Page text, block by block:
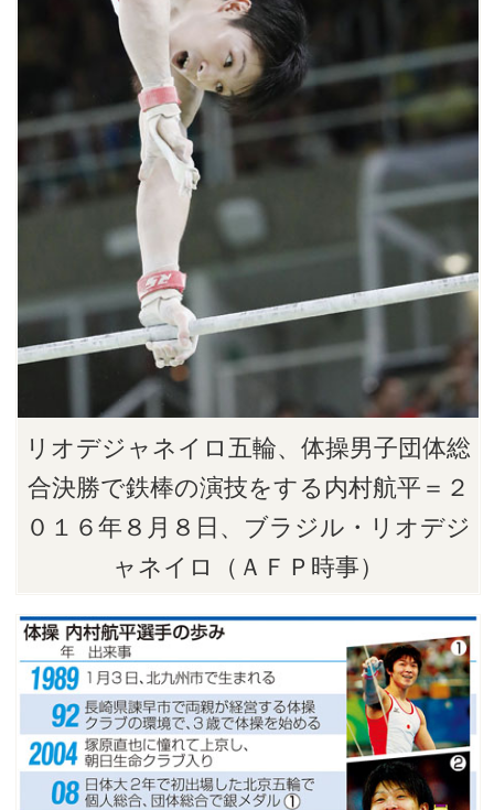
リオデジャネイロ五輪、体操男子団体総
合決勝で鉄棒の演技をする内村航平＝２
０１６年８月８日、ブラジル・リオデジ
ャネイロ（ＡＦＰ時事）